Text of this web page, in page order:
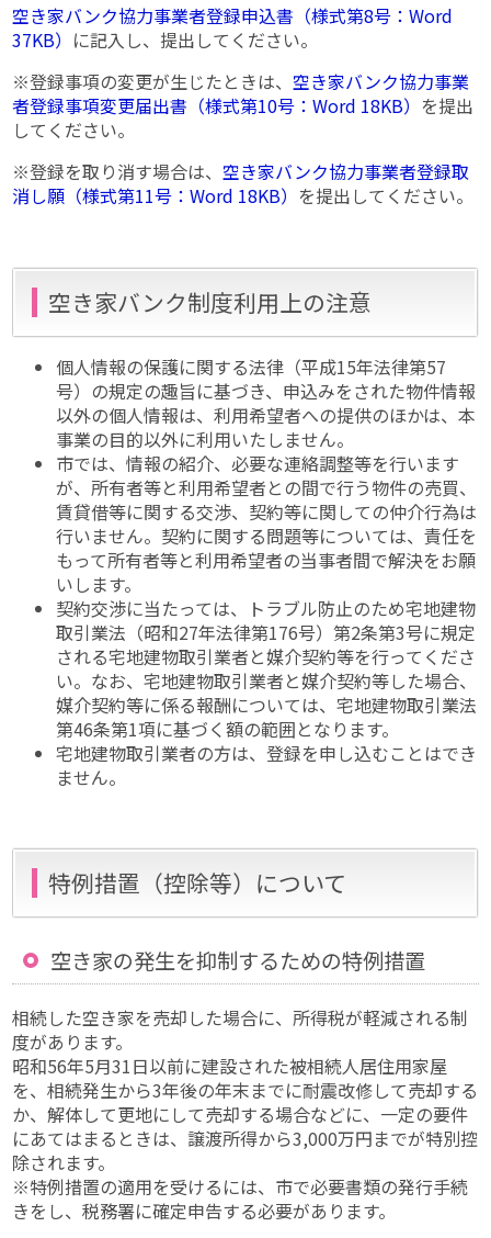
空き家バンク協力事業者登録申込書（様式第8号：Word
37KB） に記入し、提出してください。
※登録事項の変更が生じたときは、空き家バンク協力事業
者登録事項変更届出書（様式第10号：Word 18KB） を提出
してください。
※登録を取り消す場合は、空き家バンク協力事業者登録取
消し願（様式第11号：Word 18KB） を提出してください。
空き家バンク制度利用上の注意
個人情報の保護に関する法律（平成15年法律第57
号）の規定の趣旨に基づき、申込みをされた物件情報
以外の個人情報は、利用希望者への提供のほかは、本
事業の目的以外に利用いたしません。
市では、情報の紹介、必要な連絡調整等を行います
が、所有者等と利用希望者との間で行う物件の売買、
賃貸借等に関する交渉、契約等に関しての仲介行為は
行いません。契約に関する問題等については、責任を
もって所有者等と利用希望者の当事者間で解決をお願
いします。
契約交渉に当たっては、トラブル防止のため宅地建物
取引業法（昭和27年法律第176号）第2条第3号に規定
される宅地建物取引業者と媒介契約等を行ってくださ
い。なお、宅地建物取引業者と媒介契約等した場合、
媒介契約等に係る報酬については、宅地建物取引業法
第46条第1項に基づく額の範囲となります。
宅地建物取引業者の方は、登録を申し込むことはでき
ません。
特例措置（控除等）について
空き家の発生を抑制するための特例措置
相続した空き家を売却した場合に、所得税が軽減される制
度があります。
昭和56年5月31日以前に建設された被相続人居住用家屋
を、相続発生から3年後の年末までに耐震改修して売却する
か、解体して更地にして売却する場合などに、一定の要件
にあてはまるときは、譲渡所得から3,000万円までが特別控
除されます。
※特例措置の適用を受けるには、市で必要書類の発行手続
きをし、税務署に確定申告する必要があります。